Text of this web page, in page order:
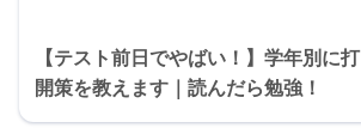
【テスト前日でやばい！】学年別に打
開策を教えます｜読んだら勉強！